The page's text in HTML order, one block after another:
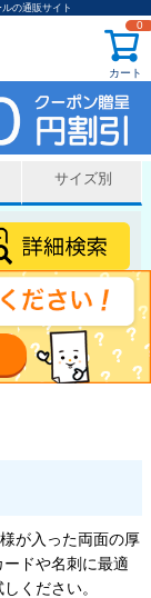
の通販サイト
カート
0
サイズ別
が入った両面の厚
ドや名刺に最適
ください。